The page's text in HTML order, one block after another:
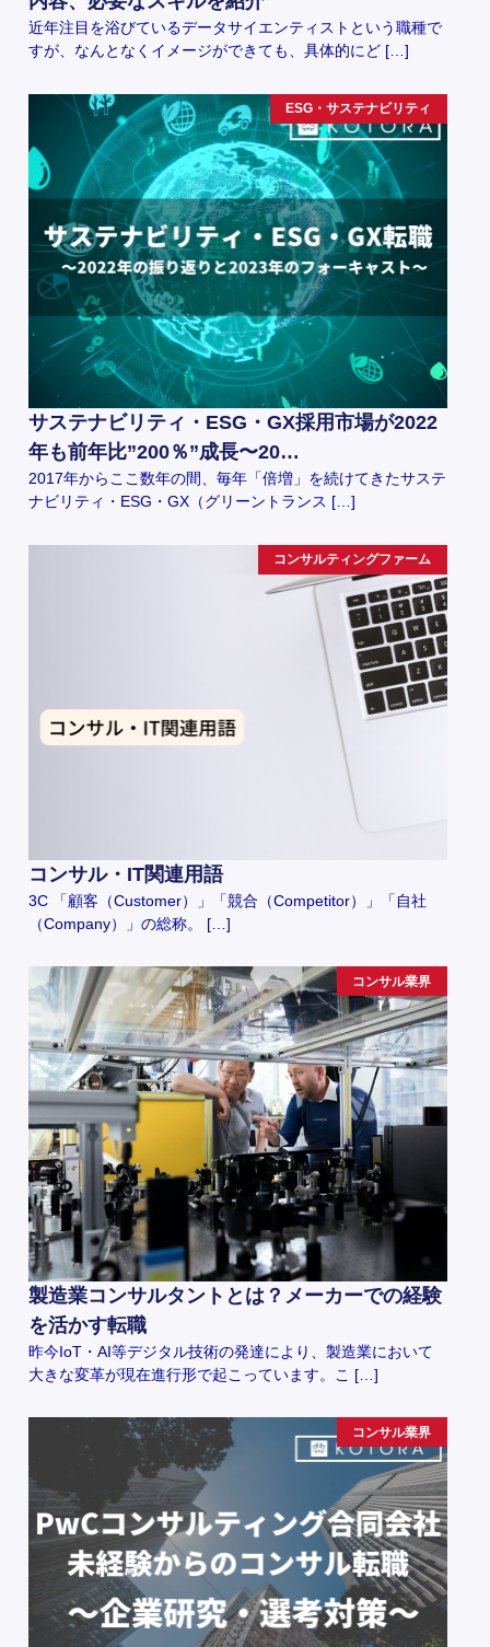
近年注目を浴びているデータサイエンティストという職種で
すが、なんとなくイメージができても、具体的にど […]
ESG・サステナビリティ
サステナビリティ・ESG・GX採用市場が2022
年も前年比”200％”成長〜20…
2017年からここ数年の間、毎年「倍増」を続けてきたサステ
ナビリティ・ESG・GX（グリーントランス […]
コンサルティングファーム
コンサル・IT関連用語
3C 「顧客（Customer）」「競合（Competitor）」「自社
（Company）」の総称。 […]
コンサル業界
製造業コンサルタントとは？メーカーでの経験
を活かす転職
昨今IoT・AI等デジタル技術の発達により、製造業において
大きな変革が現在進行形で起こっています。こ […]
コンサル業界